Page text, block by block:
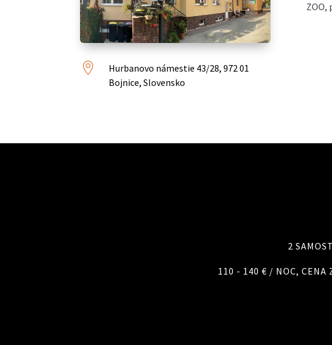

Hurbanovo námestie 43/28, 972 01
Bojnice, Slovensko
ZOO,
2
110 - 140 € / NOC, CENA